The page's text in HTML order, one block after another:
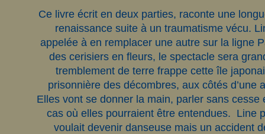
Ce livre écrit en deux parties, raconte une
renaissance suite à un traumatisme vécu.
appelée à en remplacer une autre sur la ligne
des cerisiers en fleurs, le spectacle sera
tremblement de terre frappe cette île
prisonnière des décombres, aux côtés d’une
Elles vont se donner la main, parler sans cesse
cas où elles pourraient être entendues. Line
voulait devenir danseuse mais un accident